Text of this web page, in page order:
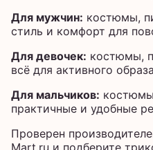
Для мужчин: костюмы,
стиль и комфорт для
Для девочек: костюмы,
всё для активного
Для мальчиков:
практичные и удобные
Проверен
Mart.ru и подберите